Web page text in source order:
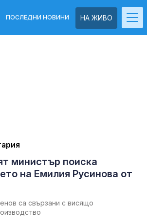
НА ЖИВО
ПОСЛЕДНИ НОВИНИ
министър поиска
на Емилия Русинова от
са свързани с висящо